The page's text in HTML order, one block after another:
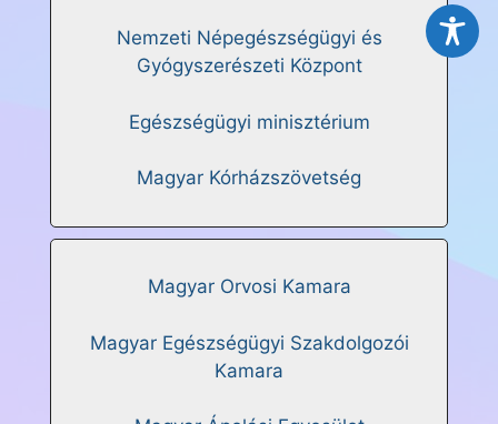
Nemzeti Népegészségügyi és
Gyógyszerészeti Központ
Egészségügyi minisztérium
Magyar Kórházszövetség
Magyar Orvosi Kamara
Magyar Egészségügyi Szakdolgozói
Kamara